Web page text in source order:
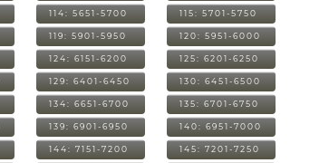
114: 5651-5700 115: 5701-5750
119: 5901-5950 120: 5951-6000
124: 6151-6200 125: 6201-6250
129: 6401-6450 130: 6451-6500
134: 6651-6700 135: 6701-6750
139: 6901-6950 140: 6951-7000
144: 7151-7200 145: 7201-7250